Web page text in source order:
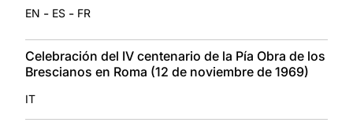
EN - ES - FR
Celebración del IV centenario de la Pía Obra de los
Brescianos en Roma (12 de noviembre de 1969)
IT